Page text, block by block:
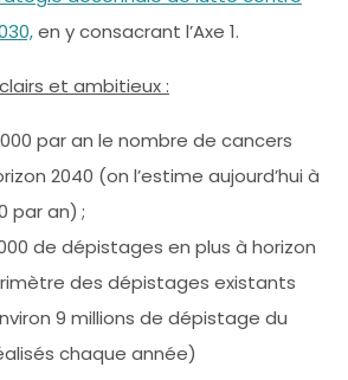
en y consacrant l’Axe 1.
et ambitieux :
par an le nombre de cancers
2040 (on l’estime aujourd’hui à
par an) ;
de dépistages en plus à horizon
des dépistages existants
9 millions de dépistage du
chaque année)